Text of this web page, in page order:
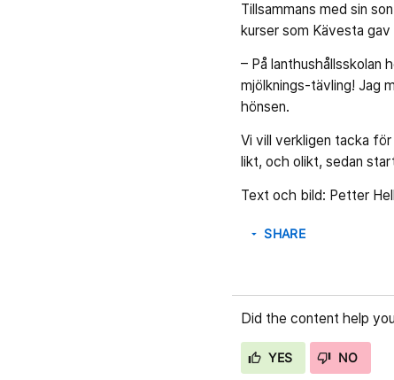
Tillsammans med sin
kurser som Kävesta
– På lanthushållsskolan
mjölknings-tävling! Jag
hönsen.
Vi vill verkligen tacka
likt, och olikt, sedan
Text och bild: Petter
arrow_drop_down SHARE
Did the content help
YES NO